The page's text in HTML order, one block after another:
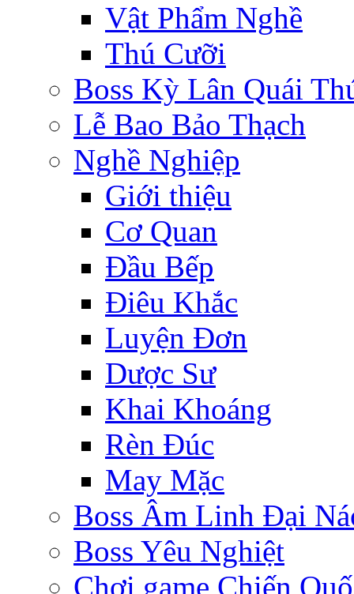
Vật Phẩm Nghề
Thú Cưỡi
Boss Kỳ Lân Quái
Lễ Bao Bảo Thạch
Nghề Nghiệp
Giới thiệu
Cơ Quan
Đầu Bếp
Điêu Khắc
Luyện Đơn
Dược Sư
Khai Khoáng
Rèn Đúc
May Mặc
Boss Âm Linh Đại
Boss Yêu Nghiệt
Chơi game Chiến